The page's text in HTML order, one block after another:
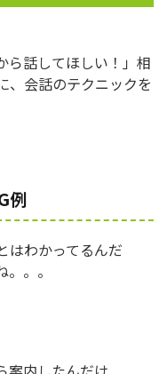
ら話してほしい！」相
、会話のテクニックを
例
はわかってるんだ
。。